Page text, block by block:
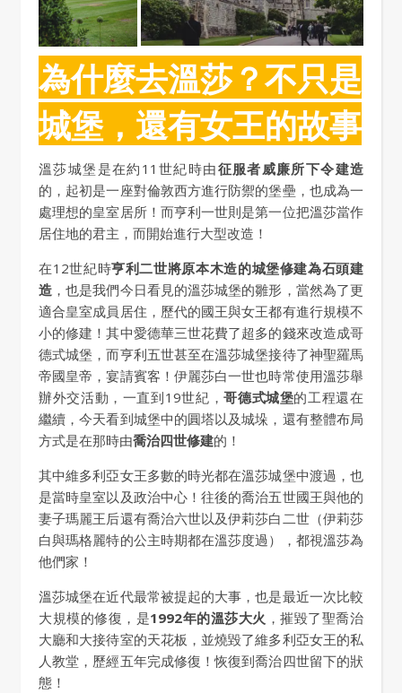
為什麼去溫莎？不只是
城堡，還有女王的故事
溫莎城堡是在約11世紀時由征服者威廉所下令建造
的，起初是一座對倫敦西方進行防禦的堡壘，也成為一
處理想的皇室居所！而亨利一世則是第一位把溫莎當作
居住地的君主，而開始進行大型改造！
在12世紀時亨利二世將原本木造的城堡修建為石頭建
造 ，也是我們今日看見的溫莎城堡的雛形，當然為了更
適合皇室成員居住，歷代的國王與女王都有進行規模不
小的修建！其中愛德華三世花費了超多的錢來改造成哥
德式城堡，而亨利五世甚至在溫莎城堡接待了神聖羅馬
帝國皇帝，宴請賓客！伊麗莎白一世也時常使用溫莎舉
辦外交活動，一直到19世紀，哥德式城堡的工程還在
繼續，今天看到城堡中的圓塔以及城垛，還有整體布局
方式是在那時由喬治四世修建的！
其中維多利亞女王多數的時光都在溫莎城堡中渡過，也
是當時皇室以及政治中心！往後的喬治五世國王與他的
妻子瑪麗王后還有喬治六世以及伊莉莎白二世（伊莉莎
白與瑪格麗特的公主時期都在溫莎度過），都視溫莎為
他們家！
溫莎城堡在近代最常被提起的大事，也是最近一次比較
大規模的修復，是1992年的溫莎大火 ，摧毀了聖喬治
大廳和大接待室的天花板，並燒毀了維多利亞女王的私
人教堂，歷經五年完成修復！恢復到喬治四世留下的狀
態！